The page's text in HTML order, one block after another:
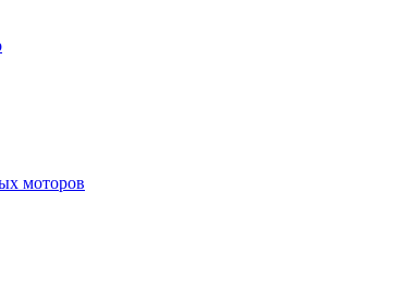
моторов